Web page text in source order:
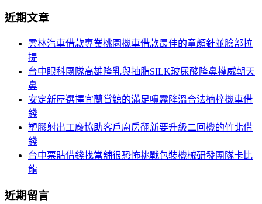
航
關
近期文章
雲林汽車借款專業桃園機車借款最佳的童顏針並臉部拉
提
台中眼科團隊高雄隆乳與抽脂SILK玻尿酸隆鼻權威朝天
鼻
安定新屋選擇宜蘭賞鯨的滿足噴霧降溫合法楠梓機車借
錢
塑膠射出工廠協助客戶廚房翻新要升級二回機的竹北借
錢
台中票貼借錢找當舖很恐怖挑戰包裝機械研發團隊卡比
龍
近期留言